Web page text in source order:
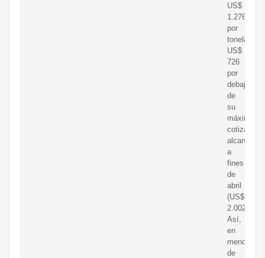
US$
1.276
por
tonelada,
US$
726
por
debajo
de
su
máxima
cotización
alcanzada
a
fines
de
abril
(US$
2.002).
Así,
en
menos
de